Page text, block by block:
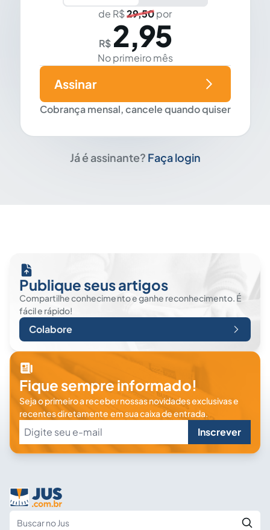
de R$29,50por
R$ 2,95
No primeiro mês
Cobrança mensal, cancele quando quiser
Assinar
Já é assinante? Faça login
Publique seus artigos
Compartilhe conhecimento e ganhe reconhecimento. É
fácil e rápido!
Colabore
Fique sempre informado!
Seja o primeiro a receber nossas novidades exclusivas e
recentes diretamente em sua caixa de entrada.
Inscrever